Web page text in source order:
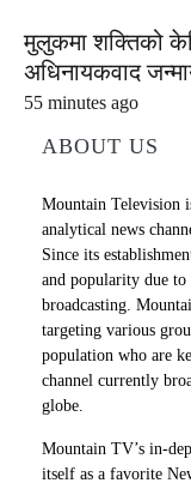
मुलुकमा शक्तिको
अधिनायकवाद
55 minutes ago
ABOUT US
Mountain Television
analytical news
Since its
and popularity due to
broadcasting.
targeting various
population who are
channel currently
globe.
Mountain TV’s in-
itself as a favorite